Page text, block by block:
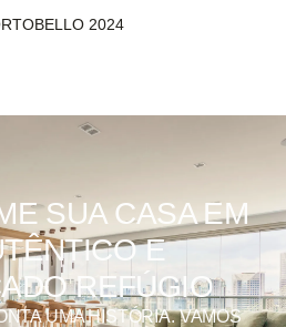
2024
SUA CASA EM
E
REFÚGIO
UMA HISTÓRIA. VAMOS